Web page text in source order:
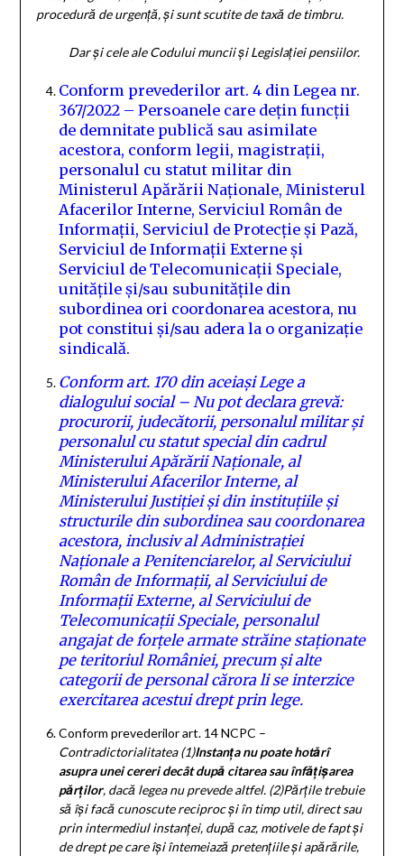
procedură de urgență, și sunt scutite de taxă de timbru.
Dar și cele ale Codului muncii și Legislației pensiilor.
Conform prevederilor art. 4 din Legea nr.
367/2022 – Persoanele care dețin funcții
de demnitate publică sau asimilate
acestora, conform legii, magistrații,
personalul cu statut militar din
Ministerul Apărării Naționale, Ministerul
Afacerilor Interne, Serviciul Român de
Informații, Serviciul de Protecție și Pază,
Serviciul de Informații Externe și
Serviciul de Telecomunicații Speciale,
unitățile și/sau subunitățile din
subordinea ori coordonarea acestora, nu
pot constitui și/sau adera la o organizație
sindicală.
Conform art. 170 din aceiași Lege a
dialogului social – Nu pot declara grevă:
procurorii, judecătorii, personalul militar și
personalul cu statut special din cadrul
Ministerului Apărării Naționale, al
Ministerului Afacerilor Interne, al
Ministerului Justiției și din instituțiile și
structurile din subordinea sau coordonarea
acestora, inclusiv al Administrației
Naționale a Penitenciarelor, al Serviciului
Român de Informații, al Serviciului de
Informații Externe, al Serviciului de
Telecomunicații Speciale, personalul
angajat de forțele armate străine staționate
pe teritoriul României, precum și alte
categorii de personal cărora li se interzice
exercitarea acestui drept prin lege.
Conform prevederilor art. 14 NCPC –
Contradictorialitatea(1)Instanța nu poate hotărî
asupra unei cereri decât după citarea sau înfățișarea
părților, dacă legea nu prevede altfel. (2)Părțile trebuie
să își facă cunoscute reciproc și în timp util, direct sau
prin intermediul instanței, după caz, motivele de fapt și
de drept pe care își întemeiază pretențiile și apărările,